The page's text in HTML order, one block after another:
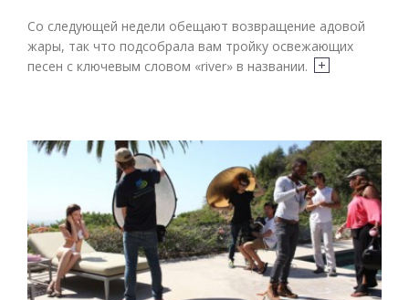
Со следующей недели обещают возвращение адовой
жары, так что подсобрала вам тройку освежающих
песен с ключевым словом «river» в названии.